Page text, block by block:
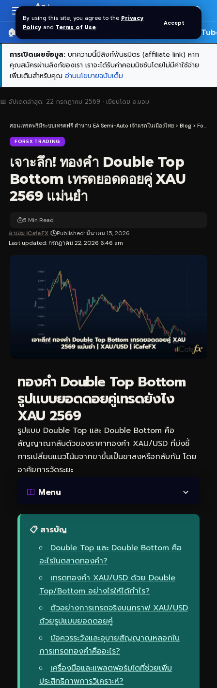
By using this site, you agree to the Privacy
Policy and Terms of Use.
Accept
Resizer
Aa
🏠 หน้าแรก ราคาทอง SPDR 🎬
การเปิดเผยข้อมูล: บทความนี้มีลิงก์พันธมิตร (affiliate link) หาก
คุณสมัครผ่านลิงก์ของเรา เราจะได้รับค่าคอมมิชชันโดยไม่มีค่าใช้จ่าย
เพิ่มเติมสำหรับคุณ อ่านนโยบายฉบับเต็ม
📅 อัปเดตล่าสุด: 22 กรกฎาคม 2569 · เขียนโดย อ.บอม
สอนเทรดฟรีมีระบบเทรดฟรี ตำนาน EA Semi-Auto เจ้าแรกในเมืองไทย > Blog > Forex Trading
FOREX TRADING
เจาะลึก! ทองคำ Double Top
Bottom เทรดยอดดอยคู่ XAU
2569 แม่นยำ
Last updated: กรกฎาคม 22, 2026 6:46 am
อ.บอม iCafeFX Published: มีนาคม 15, 2026
5 Min Read
ทองคำ Double Top Bottom
รูปแบบยอดดอยคู่เทรดยังไง
XAU 2569
รูปแบบ Double Top และ Double Bottom คือ
สัญญาณกลับตัวของราคาทองคำ XAU/USD ที่บ่งชี้
การเปลี่ยนแนวโน้มจากขาขึ้นเป็นขาลงหรือกลับกัน โดย
อาศัยการวัดระยะ
Menu
📋 สารบัญ
Double Top และ Double Bottom คือ
อะไรในตลาดทองคำ?
เทรดทองคำ XAU/USD ด้วย Double
Top/Bottom อย่างไรให้ได้กำไร?
ตัวอย่างการเทรดจริงบนกราฟ XAU/USD
ด้วยรูปแบบยอดดอยคู่
ข้อควรระวังและอุบายสัญญาณหลอกใน
การเทรดทองคำคืออะไร?
เครื่องมือและแพลตฟอร์มใดที่ช่วยเพิ่ม
ประสิทธิภาพการวิเคราะห์?